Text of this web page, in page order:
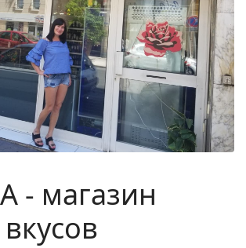
- магазин